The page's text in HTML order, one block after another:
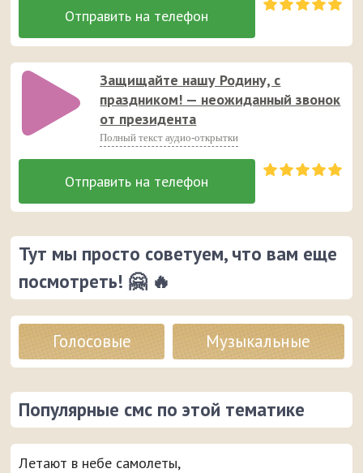
Защищайте нашу Родину, с
праздником! — неожиданный звонок
от президента
Полный текст аудио-открытки
Тут мы просто советуем, что вам еще
посмотреть! 🤗 🔥
Голосовые Музыкальные
Популярные смс по этой тематике
Летают в небе самолеты,